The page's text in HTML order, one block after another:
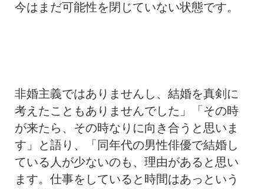
今はまだ可能性を閉じていない状態です。
非婚主義ではありませんし、結婚を真剣に
考えたこともありませんでした」「その時
が来たら、その時なりに向き合うと思いま
す」と語り、「同年代の男性俳優で結婚し
ている人が少ないのも、理由があると思い
ます。仕事をしていると時間はあっという